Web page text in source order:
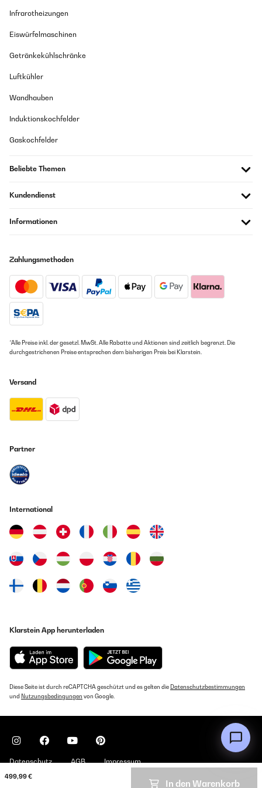
499,99 €
In den Warenkorb
Infrarotheizungen
Eiswürfelmaschinen
Getränkekühlschränke
Luftkühler
Wandhauben
Induktionskochfelder
Gaskochfelder
Beliebte Themen
Kundendienst
Informationen
Zahlungsmethoden
*Alle Preise inkl. der gesetzl. MwSt. Alle Rabatte und Aktionen sind zeitlich begrenzt. Die
durchgestrichenen Preise entsprechen dem bisherigen Preis bei Klarstein.
Versand
Partner
International
Klarstein App herunterladen
Diese Seite ist durch reCAPTCHA geschützt und es gelten die Datenschutzbestimmungen
und Nutzungsbedingungen von Google.
Datenschutz AGB Impressum
Copyright © 2026 Klarstein. All rights reserved